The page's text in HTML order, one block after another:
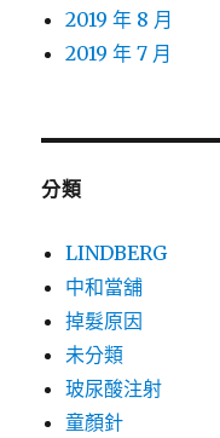
2019 年 8 月
2019 年 7 月
分類
LINDBERG
中和當舖
掉髮原因
未分類
玻尿酸注射
童顏針